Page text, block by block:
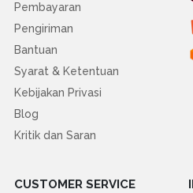
Pembayaran
Pengiriman
Bantuan
Syarat & Ketentuan
Kebijakan Privasi
Blog
Kritik dan Saran
CUSTOMER SERVICE